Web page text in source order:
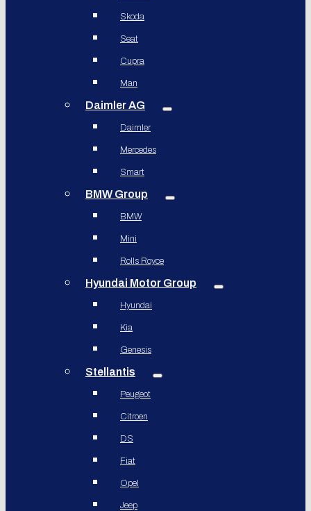
Skoda
Seat
Cupra
Man
Daimler AG
Daimler
Mercedes
Smart
BMW Group
BMW
Mini
Rolls Royce
Hyundai Motor Group
Hyundai
Kia
Genesis
Stellantis
Peugeot
Citroen
DS
Fiat
Opel
Jeep